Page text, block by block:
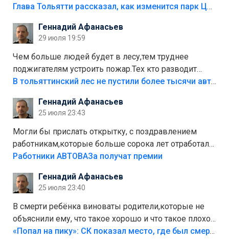
аттракционам слабо доделать?А то бордюры
лежала в парке и испортилась.Да еще,видимо,часть
украли.
Глава Тольятти рассказал, как изменится парк Центрального района
Геннадий Афанасьев
29 июля 19:59
Чем больше людей будет в лесу,тем труднее
поджигателям устроить пожар.Тех кто разводит
костры,тех надо безбожно штрафовать.Камер полно
Штрафы мизерные.
В тольяттинский лес не пустили более тысячи автомобилей
Геннадий Афанасьев
25 июля 23:43
Могли бы прислать открытку, с поздравлением
работникам,которые больше сорока лет отработали
на предприятии.
Работники АВТОВАЗа получат премии
Геннадий Афанасьев
25 июля 23:40
В смерти ребёнка виноваты родители,которые не
объяснили ему, что такое хорошо и что такое плохо!
Лезть через такой забор,верх безумия,есть же
«Попал на пику»: СК показал место, где был смертельно травмирован ребенок в Тольятти